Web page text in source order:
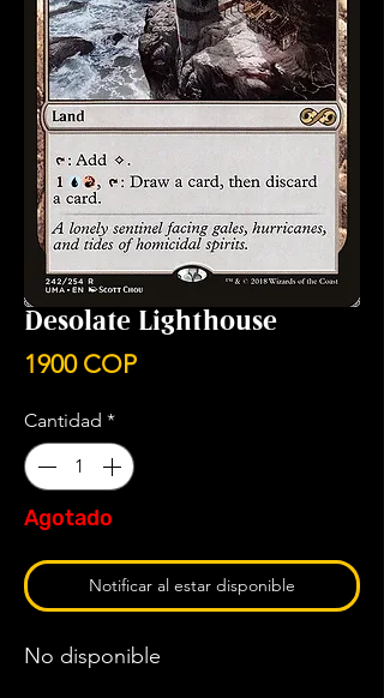
Desolate Lighthouse
1900 COPPrecio
Cantidad *
Agotado
Notificar al estar disponible
No disponible